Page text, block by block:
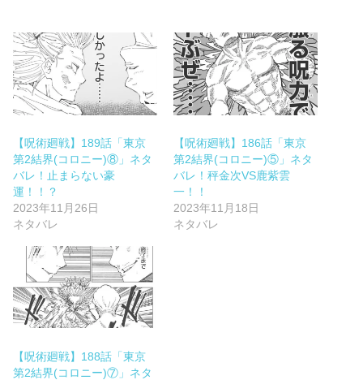
【呪術廻戦】189話「東京
第2結界(コロニー)⑧」ネタ
バレ！止まらない豪
運！！？
2023年11月26日
ネタバレ
【呪術廻戦】186話「東京
第2結界(コロニー)⑤」ネタ
バレ！秤金次VS鹿紫雲
一！！
2023年11月18日
ネタバレ
【呪術廻戦】188話「東京
第2結界(コロニー)⑦」ネタ